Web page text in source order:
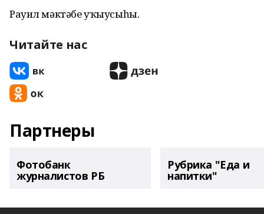
Рауил мәктәбе уҡыусыһы.
Читайте нас
Партнеры
Фотобанк
журналистов РБ
Рубрика "Еда и
напитки"